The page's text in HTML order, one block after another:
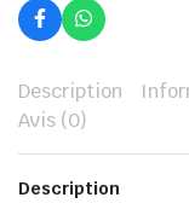
Description
Avis (0)
Description